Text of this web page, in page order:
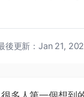
後更新：Jan 21,